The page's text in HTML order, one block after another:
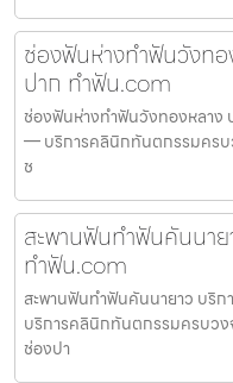
ช่องฟันห่างทำฟันวังท
ปาก ทำฟัน.com
ช่องฟันห่างทำฟันวังทองหลาง
— บริการคลินิกทันตกรรมครบ
ช
สะพานฟันทำฟันคันนา
ทำฟัน.com
สะพานฟันทำฟันคันนายาว บริ
บริการคลินิกทันตกรรมครบว
ช่องปา